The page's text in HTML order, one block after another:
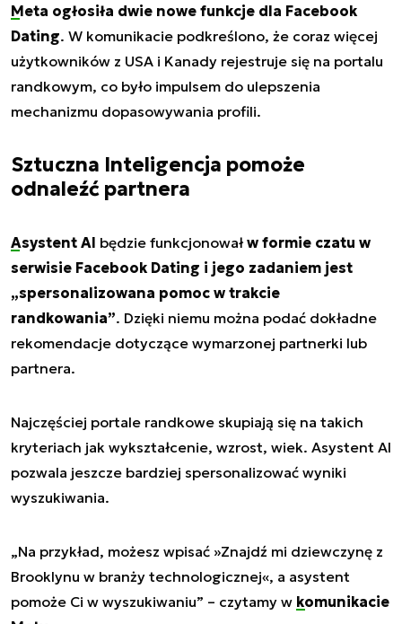
Meta ogłosiła dwie nowe funkcje dla Facebook
Dating. W komunikacie podkreślono, że coraz więcej
użytkowników z USA i Kanady rejestruje się na portalu
randkowym, co było impulsem do ulepszenia
mechanizmu dopasowywania profili.
Sztuczna Inteligencja pomoże
odnaleźć partnera
Asystent AI będzie funkcjonowałw formie czatu w
serwisie Facebook Dating i jego zadaniem jest
„spersonalizowana pomoc w trakcie
randkowania”. Dzięki niemu można podać dokładne
rekomendacje dotyczące wymarzonej partnerki lub
partnera.
Najczęściej portale randkowe skupiają się na takich
kryteriach jak wykształcenie, wzrost, wiek. Asystent AI
pozwala jeszcze bardziej spersonalizować wyniki
wyszukiwania.
„Na przykład, możesz wpisać »Znajdź mi dziewczynę z
Brooklynu w branży technologicznej«, a asystent
pomoże Ci w wyszukiwaniu” – czytamy w komunikacie